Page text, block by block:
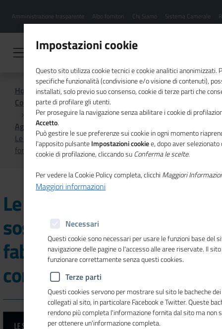
contenuto
Menu
hamburgher
Amministrazione trasparente Albo fornitori Chi Siamo Sistema Camerale
Home
Comunicazione istituzionale per il sistema camerale
Agenda
Le sfide della mobilità sostenibile e i nuovi fabbisogni
formativi: convegno a Roma
Le sfide della mobilità
sostenibile e i nuovi
fabbisogni formativi:
convegno a Roma
Impostazioni cookie
Questo sito utilizza cookie tecnici e cookie analitici anonimizzati.
specifiche funzionalità (condivisione e/o visione di contenuti),
installati, solo previo suo consenso, cookie di terze parti che
parte di profilare gli utenti.
Per proseguire la navigazione senza abilitare i cookie di
Accetto.
Può gestire le sue preferenze sui cookie in ogni momento
l'apposito pulsanteImpostazioni cookiee, dopo aver
cookie di profilazione, cliccando suConferma le scelte.
Per vedere la Cookie Policy completa, clicchi Maggiori
Maggiori informazioni
Necessari
Questi cookie sono necessari per usare le funzioni base del
navigazione delle pagine o l'accesso alle aree riservate. Il
funzionare correttamente senza questi cookies.
Terze parti
Questi cookies servono per mostrare sul sito le bacheche
collegati al sito, in particolare Facebook e Twitter. Queste
rendono più completa l'informazione fornita dal sito ma non
per ottenere un'informazione completa.